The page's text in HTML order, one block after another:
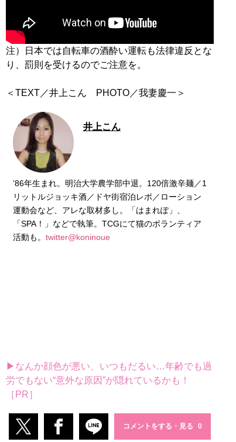
注）日本では自転車の酒酔い運転も法律違反とな
り、罰則を受けるのでご注意を。
＜TEXT／井上こん PHOTO／我妻慶一＞
井上こん
’86年生まれ。明治大学農学部中退。120倍激辛麺／1
リットルジョッキ酒／ドヤ街宿泊レポ／ローション
運動会など、アレな取材多し。「はまれぽ」、
「SPA！」などで執筆。TCGにて猫のボランティア
活動も。 twitter@koninoue
▶なんか顔色が悪い、いつもだるい…年齢でも過
労でもない“意外な原因”が隠れているかも！
［PR］
コメントをする・見る